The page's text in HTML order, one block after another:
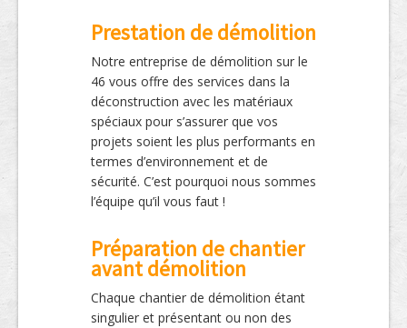
Prestation de démolition
Notre entreprise de démolition sur le
46 vous offre des services dans la
déconstruction avec les matériaux
spéciaux pour s’assurer que vos
projets soient les plus performants en
termes d’environnement et de
sécurité. C’est pourquoi nous sommes
l’équipe qu’il vous faut !
Préparation de chantier
avant démolition
Chaque chantier de démolition étant
singulier et présentant ou non des